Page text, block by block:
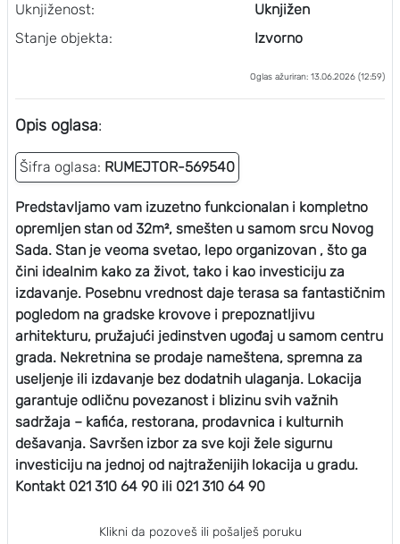
Uknjiženost:
Stanje objekta:
Uknjižen
Izvorno
Oglas ažuriran: 13.06.2026 (12:59)
Opis oglasa:
Šifra oglasa: RUMEJTOR-569540
Predstavljamo vam izuzetno funkcionalan i kompletno
opremljen stan od 32m², smešten u samom srcu Novog
Sada. Stan je veoma svetao, lepo organizovan , što ga
čini idealnim kako za život, tako i kao investiciju za
izdavanje. Posebnu vrednost daje terasa sa fantastičnim
pogledom na gradske krovove i prepoznatljivu
arhitekturu, pružajući jedinstven ugođaj u samom centru
grada. Nekretnina se prodaje nameštena, spremna za
useljenje ili izdavanje bez dodatnih ulaganja. Lokacija
garantuje odličnu povezanost i blizinu svih važnih
sadržaja – kafića, restorana, prodavnica i kulturnih
dešavanja. Savršen izbor za sve koji žele sigurnu
investiciju na jednoj od najtraženijih lokacija u gradu.
Kontakt 021 310 64 90 ili 021 310 64 90
Klikni da pozoveš ili pošalješ poruku